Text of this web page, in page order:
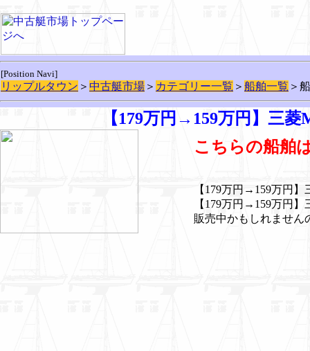
[Position Navi]
リップルタウン ＞ 中古艇市場 ＞ カテゴリー一覧 ＞ 船舶一覧 ＞
【179万円→159万円】三菱
こちらの船舶
【179万円→159万円
【179万円→159万円
販売中かもしれません